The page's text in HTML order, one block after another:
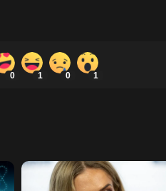
0 1 0 1